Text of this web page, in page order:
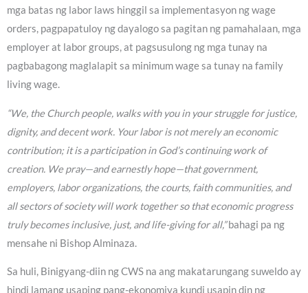
mga batas ng labor laws hinggil sa implementasyon ng wage
orders, pagpapatuloy ng dayalogo sa pagitan ng pamahalaan, mga
employer at labor groups, at pagsusulong ng mga tunay na
pagbabagong maglalapit sa minimum wage sa tunay na family
living wage.
“We, the Church people, walks with you in your struggle for justice,
dignity, and decent work. Your labor is not merely an economic
contribution; it is a participation in God’s continuing work of
creation. We pray—and earnestly hope—that government,
employers, labor organizations, the courts, faith communities, and
all sectors of society will work together so that economic progress
truly becomes inclusive, just, and life-giving for all,”bahagi pa ng
mensahe ni Bishop Alminaza.
Sa huli, Binigyang-diin ng CWS na ang makatarungang suweldo ay
hindi lamang usaping pang-ekonomiya kundi usapin din ng